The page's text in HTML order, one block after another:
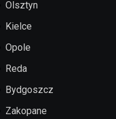
Olsztyn
Kielce
Opole
Reda
Bydgoszcz
Zakopane